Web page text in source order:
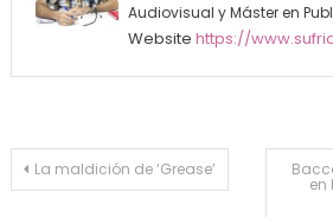
Audiovisual y Máster en
Website https://
Navegación de
La maldición de ‘Grease’
en